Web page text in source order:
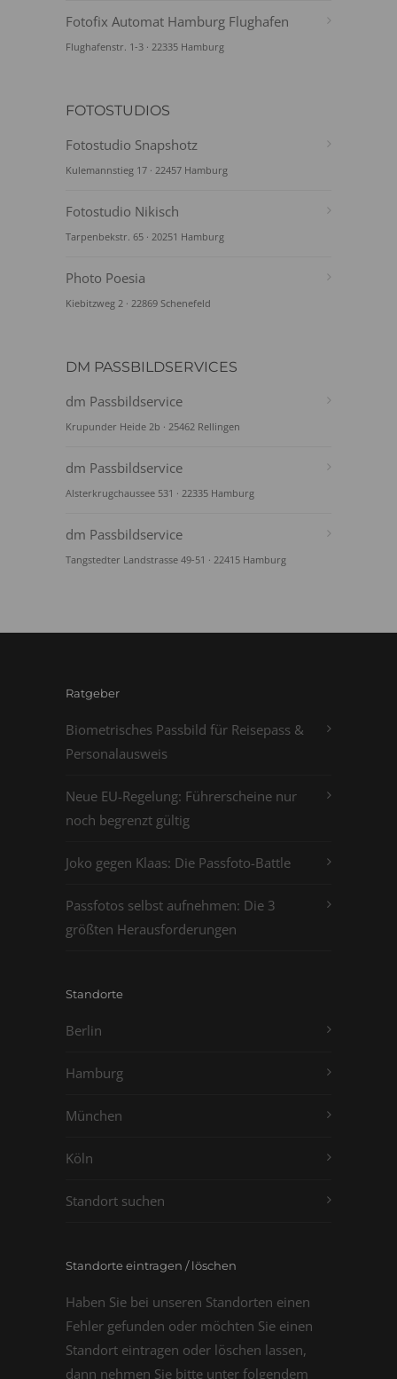
Fotofix Automat Hamburg Flughafen
Flughafenstr. 1-3 · 22335 Hamburg
FOTOSTUDIOS
Fotostudio Snapshotz
Kulemannstieg 17 · 22457 Hamburg
Fotostudio Nikisch
Tarpenbekstr. 65 · 20251 Hamburg
Photo Poesia
Kiebitzweg 2 · 22869 Schenefeld
DM PASSBILDSERVICES
dm Passbildservice
Krupunder Heide 2b · 25462 Rellingen
dm Passbildservice
Alsterkrugchaussee 531 · 22335 Hamburg
dm Passbildservice
Tangstedter Landstrasse 49-51 · 22415 Hamburg
Ratgeber
Biometrisches Passbild für Reisepass &
Personalausweis
Neue EU-Regelung: Führerscheine nur
noch begrenzt gültig
Joko gegen Klaas: Die Passfoto-Battle
Passfotos selbst aufnehmen: Die 3
größten Herausforderungen
Standorte
Berlin
Hamburg
München
Köln
Standort suchen
Standorte eintragen / löschen
Haben Sie bei unseren Standorten einen
Fehler gefunden oder möchten Sie einen
Standort eintragen oder löschen lassen,
dann nehmen Sie bitte unter folgendem